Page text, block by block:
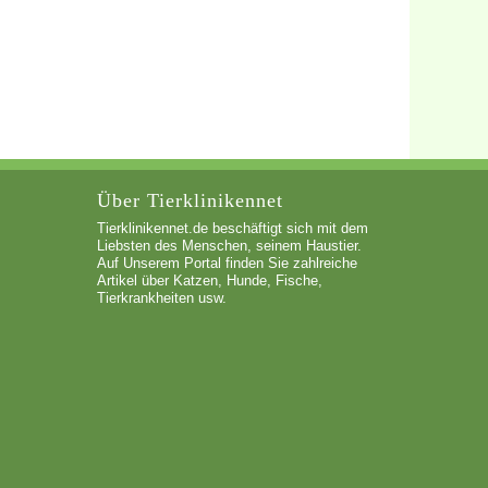
Über Tierklinikennet
Tierklinikennet.de beschäftigt sich mit dem
Liebsten des Menschen, seinem Haustier.
Auf Unserem Portal finden Sie zahlreiche
Artikel über Katzen, Hunde, Fische,
Tierkrankheiten usw.